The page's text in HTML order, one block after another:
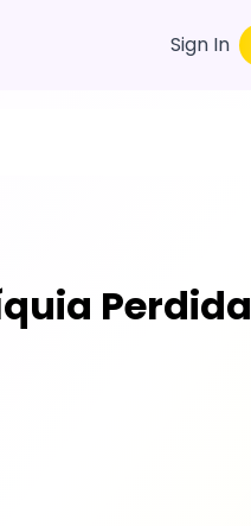
Sign In
Perdida